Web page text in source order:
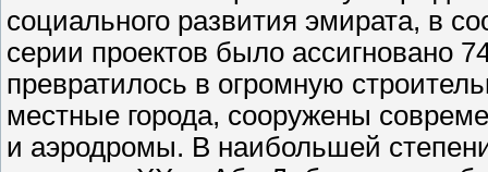
социального развития эмирата, в
серии проектов было ассигновано
превратилось в огромную
местные города, сооружены
и аэродромы. В наибольшей